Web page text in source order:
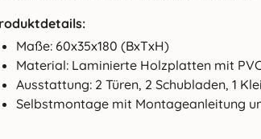
Maße: 60x35x180 (BxTxH)
Material: Laminierte Holzplatten mit
Ausstattung: 2 Türen, 2 Schubladen, 1
Selbstmontage mit Montageanleitung